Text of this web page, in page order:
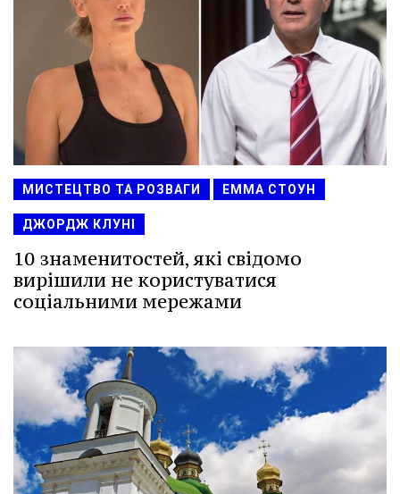
МИСТЕЦТВО ТА РОЗВАГИ ЕММА СТОУН
ДЖОРДЖ КЛУНІ
10 знаменитостей, які свідомо
вирішили не користуватися
соціальними мережами